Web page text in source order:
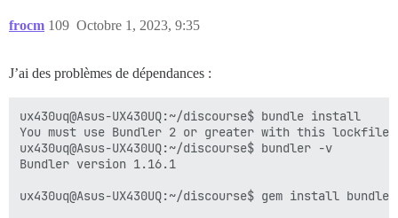
frocm Octobre 1, 2023, 9:35
109
J’ai des problèmes de dépendances :
ux430uq@Asus-UX430UQ:~/discourse$ bundle install
You must use Bundler 2 or greater with this lockfile.
ux430uq@Asus-UX430UQ:~/discourse$ bundler -v
Bundler version 1.16.1
ux430uq@Asus-UX430UQ:~/discourse$ gem install bundler